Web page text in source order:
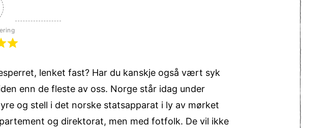
lenket fast? Har du kanskje også vært syk
enn de fleste av oss. Norge står idag under
og stell i det norske statsapparat i ly av mørket
og direktorat, men med fotfolk. De vil ikke